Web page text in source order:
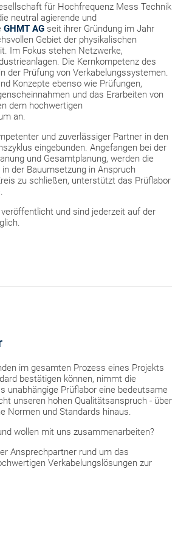
für Hochfrequenz Mess Technik
neutral agierende und
GHMT AG seit ihrer Gründung im Jahr
Gebiet der physikalischen
Im Fokus stehen Netzwerke,
Die Kernkompetenz des
der Prüfung von Verkabelungssystemen.
Konzepte ebenso wie Prüfungen,
und das Erarbeiten von
dem hochwertigen
an.
und zuverlässiger Partner in den
eingebunden. Angefangen bei der
und Gesamtplanung, werden die
der Bauumsetzung in Anspruch
zu schließen, unterstützt das Prüflabor
und sind jederzeit auf der
im gesamten Prozess eines Projekts
bestätigen können, nimmt die
unabhängige Prüflabor eine bedeutsame
unseren hohen Qualitätsanspruch - über
Normen und Standards hinaus.
wollen mit uns zusammenarbeiten?
Ansprechpartner rund um das
Verkabelungslösungen zur